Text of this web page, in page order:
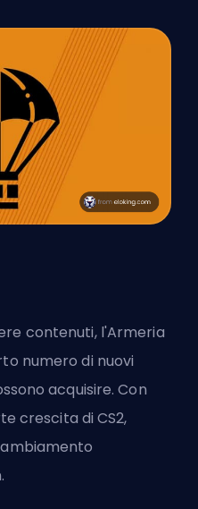
contenuti, l'Armeria
numero di nuovi
acquisire. Con
crescita di CS2,